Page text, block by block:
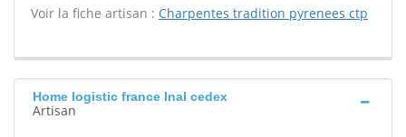
Voir la fiche artisan : Charpentes tradition pyrenees ctp
Home logistic france Inal cedex
Artisan